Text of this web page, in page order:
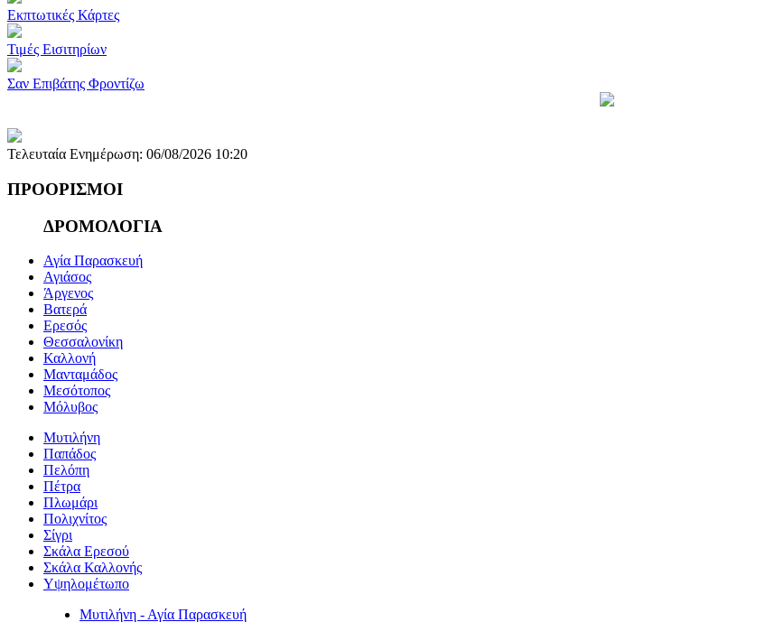
Εκπτωτικές Κάρτες
Τιμές Εισιτηρίων
Σαν Επιβάτης Φροντίζω
Τελευταία Ενημέρωση: 06/08/2026 10:20
ΠΡΟΟΡΙΣΜΟΙ
ΔΡΟΜΟΛΟΓΙΑ
Αγία Παρασκευή
Αγιάσος
Άργενος
Βατερά
Ερεσός
Θεσσαλονίκη
Καλλονή
Μανταμάδος
Μεσότοπος
Μόλυβος
Μυτιλήνη
Παπάδος
Πελόπη
Πέτρα
Πλωμάρι
Πολιχνίτος
Σίγρι
Σκάλα Ερεσού
Σκάλα Καλλονής
Υψηλομέτωπο
Μυτιλήνη - Αγία Παρασκευή